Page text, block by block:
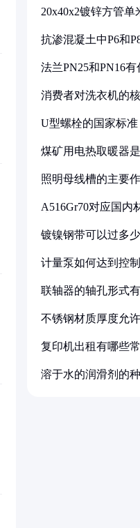
20x40x2镀锌方管
抗渗混凝土中P6和
法兰PN25和PN16有
消费者对洗衣机的
U型螺栓的国家标准
煤矿用电热取暖器
照明母线槽的主要
A516Gr70对应国内
镀镍钢带可以过多
计量泵如何达到控
联轴器的轴孔形式
不锈钢材质厚度允
复印机出租有哪些
溶于水的润滑剂的